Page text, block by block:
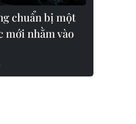
chuẩn bị một
mới nhằm vào